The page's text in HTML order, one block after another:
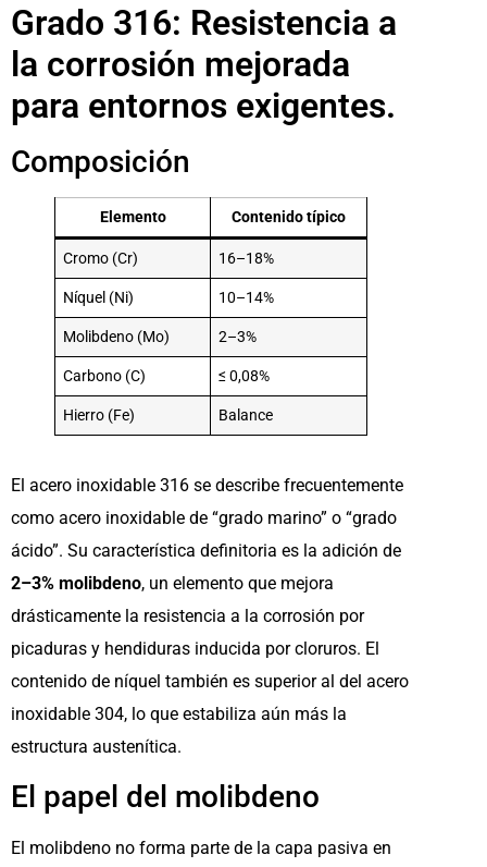
Grado 316: Resistencia a
la corrosión mejorada
para entornos exigentes.
Composición
Elemento Contenido típico
Cromo (Cr) 16–18%
Níquel (Ni) 10–14%
Molibdeno (Mo) 2–3%
Carbono (C) ≤ 0,08%
Hierro (Fe) Balance
El acero inoxidable 316 se describe frecuentemente
como acero inoxidable de “grado marino” o “grado
ácido”. Su característica definitoria es la adición de
2–3% molibdeno, un elemento que mejora
drásticamente la resistencia a la corrosión por
picaduras y hendiduras inducida por cloruros. El
contenido de níquel también es superior al del acero
inoxidable 304, lo que estabiliza aún más la
estructura austenítica.
El papel del molibdeno
El molibdeno no forma parte de la capa pasiva en